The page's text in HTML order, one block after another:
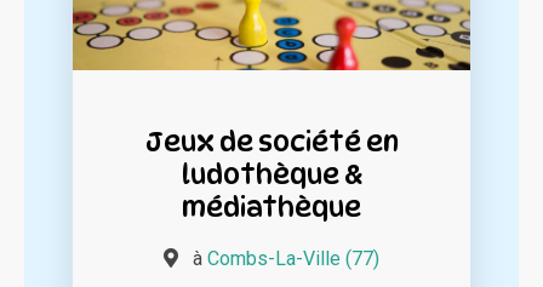
Jeux de société en
ludothèque &
médiathèque
à Combs-La-Ville (77)